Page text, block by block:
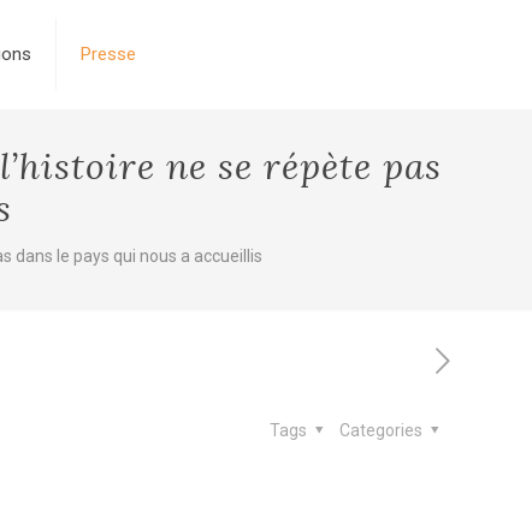
Presse
ne se répète pas
dans le pays qui nous a accueillis
Categories
Tags